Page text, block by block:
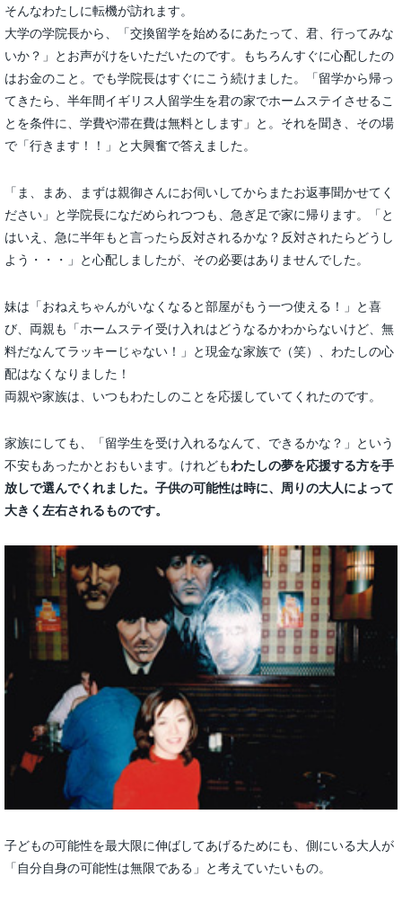
そんなわたしに転機が訪れます。
大学の学院長から、「交換留学を始めるにあたって、君、行ってみな
いか？」とお声がけをいただいたのです。もちろんすぐに心配したの
はお金のこと。でも学院長はすぐにこう続けました。「留学から帰っ
てきたら、半年間イギリス人留学生を君の家でホームステイさせるこ
とを条件に、学費や滞在費は無料とします」と。それを聞き、その場
で「行きます！！」と大興奮で答えました。
「ま、まあ、まずは親御さんにお伺いしてからまたお返事聞かせてく
ださい」と学院長になだめられつつも、急ぎ足で家に帰ります。「と
はいえ、急に半年もと言ったら反対されるかな？反対されたらどうし
よう・・・」と心配しましたが、その必要はありませんでした。
妹は「おねえちゃんがいなくなると部屋がもう一つ使える！」と喜
び、両親も「ホームステイ受け入れはどうなるかわからないけど、無
料だなんてラッキーじゃない！」と現金な家族で（笑）、わたしの心
配はなくなりました！
両親や家族は、いつもわたしのことを応援していてくれたのです。
家族にしても、「留学生を受け入れるなんて、できるかな？」という
不安もあったかとおもいます。けれどもわたしの夢を応援する方を手
放しで選んでくれました。 子供の可能性は時に、周りの大人によって
大きく左右されるものです。
子どもの可能性を最大限に伸ばしてあげるためにも、側にいる大人が
「自分自身の可能性は無限である」と考えていたいもの。